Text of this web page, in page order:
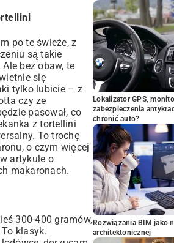
po te świeże, z
są takie
bez obaw, te
się
tylko lubicie – z
czy ze
pasował, co
z tortellini
To trochę
o czym więcej
artykule o
makaronach.
300-400 gramów,
klasyk.
Lokalizator GPS,
zabezpieczenia
chronić auto?
Rozwiązania BIM jako
architektonicznej